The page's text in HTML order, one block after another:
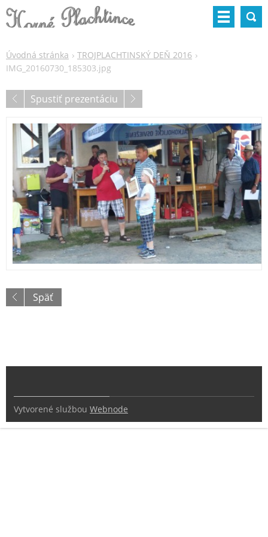
Úvodná stránka
TROJPLACHTINSKÝ DEŇ 2016
IMG_20160730_185303.jpg
Spustiť prezentáciu
Späť
Vytvorené službou Webnode